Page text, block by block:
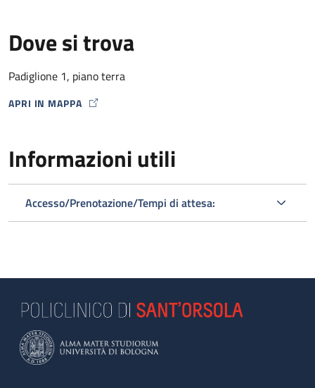
Dove si trova
Padiglione 1, piano terra
APRI IN MAPPA
MAP ICON
Informazioni utili
Accesso/Prenotazione/Tempi di attesa: